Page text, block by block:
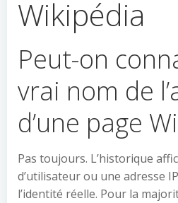
Wikipédia
Peut-on
vrai nom de
d’une page
Pas toujours. L’historique
d’utilisateur ou une adresse
l’identité réelle. Pour la